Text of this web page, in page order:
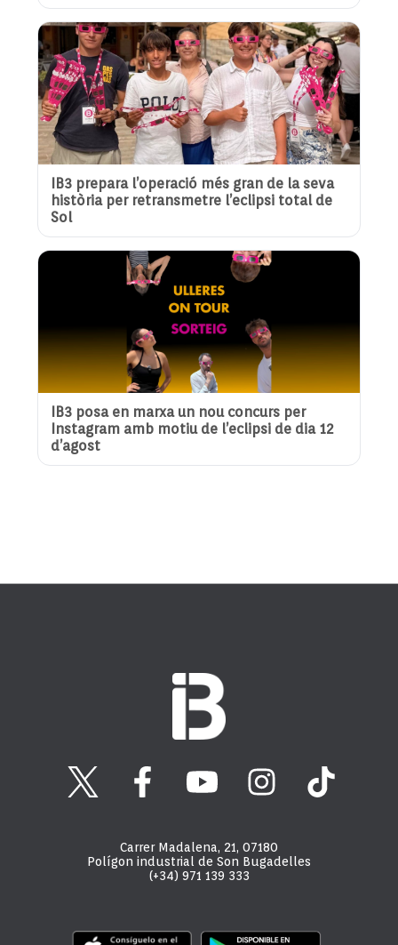
IB3 prepara l’operació més gran de la seva
història per retransmetre l’eclipsi total de
Sol
IB3 posa en marxa un nou concurs per
Instagram amb motiu de l’eclipsi de dia 12
d’agost
Carrer Madalena, 21, 07180
Polígon industrial de Son Bugadelles
(+34) 971 139 333